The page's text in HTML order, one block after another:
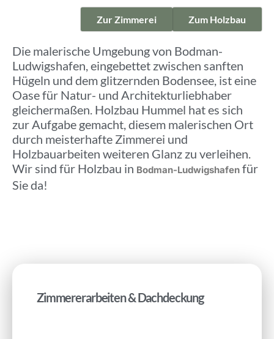
Zum Holzbau
Zur Zimmerei
Die malerische Umgebung von Bodman-
Ludwigshafen, eingebettet zwischen sanften
Hügeln und dem glitzernden Bodensee, ist eine
Oase für Natur- und Architekturliebhaber
gleichermaßen. Holzbau Hummel hat es sich
zur Aufgabe gemacht, diesem malerischen Ort
durch meisterhafte Zimmerei und
Holzbauarbeiten weiteren Glanz zu verleihen.
Wir sind für Holzbau in Bodman-Ludwigshafen für
Sie da!
Zimmererarbeiten & Dachdeckung